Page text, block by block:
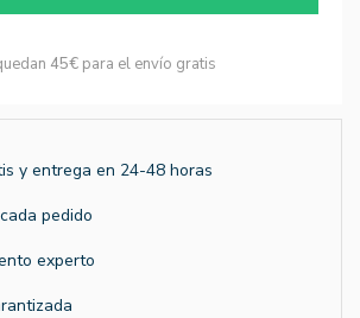
45€ para el envío gratis
y entrega en 24-48 horas
pedido
experto